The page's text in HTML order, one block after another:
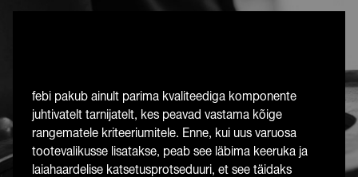
febi pakub ainult parima kvaliteediga komponente
juhtivatelt tarnijatelt, kes peavad vastama kõige
rangematele kriteeriumitele. Enne, kui uus varuosa
tootevalikusse lisatakse, peab see läbima keeruka ja
laiahaardelise katsetusprotseduuri, et see täidaks